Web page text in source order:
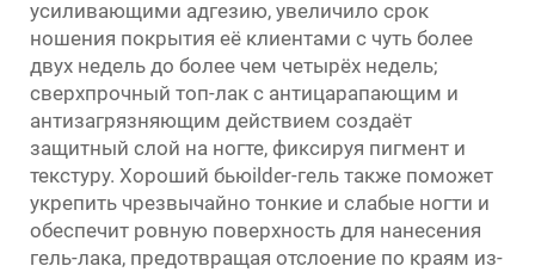
усиливающими адгезию, увеличило срок
ношения покрытия её клиентами с чуть более
двух недель до более чем четырёх недель;
сверхпрочный топ-лак с антицарапающим и
антизагрязняющим действием создаёт
защитный слой на ногте, фиксируя пигмент и
текстуру. Хороший бьюilder-гель также поможет
укрепить чрезвычайно тонкие и слабые ногти и
обеспечит ровную поверхность для нанесения
гель-лака, предотвращая отслоение по краям из-